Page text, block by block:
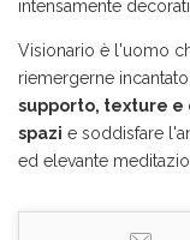
intensamente
Visionario è l'uomo
riemergerne
supporto, texture
spazi e soddisfare
ed elevante